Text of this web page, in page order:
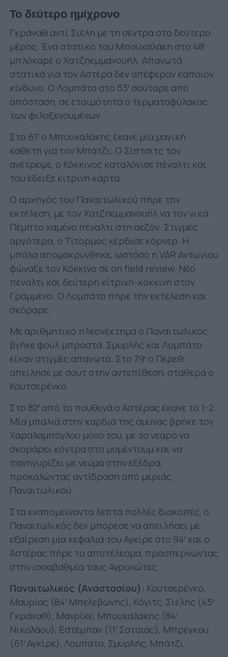
Το δεύτερο ημίχρονο
Γκράναθ αντί Σιέλη με τη σέντρα στο δεύτερο
μέρος. Ένα στατικό του Μπουχαλάκη στο 48′
μπλόκαρε ο Χατζηεμμανουήλ. Απανωτά
στατικά για τον Αστέρα δεν απέφεραν κάποιον
κίνδυνο. Ο Λομπάτο στο 53′ σούταρε από
απόσταση, σε ετοιμότητα ο τερματοφύλακας
των φιλοξενουμένων.
Στο 61′ ο Μπουχαλάκης έκανε μία μαγική
κάθετη για τον Μπάτζι. Ο Σίπτσιτς τον
ανέτρεψε, ο Κόκκινος καταλόγισε πέναλτι και
του έδειξε κίτρινη κάρτα.
Ο αρχηγός του Παναιτωλικού πήρε την
εκτέλεση, με τον Χατζηεμμανουήλ να τον νικά.
Πέμπτο χαμένο πέναλτι στη σεζόν. Στιγμές
αργότερα, ο Τίτορμος κέρδισε κόρνερ. Η
μπάλα απομακρύνθηκε, ωστόσο η VAR Αντωνίου
φώναξε τον Κόκκινο σε on field review. Νέο
πέναλτι και δεύτερη κίτρινη-κόκκινη στον
Γραμμένο. Ο Λομπάτο πήρε την εκτέλεση και
σκόραρε.
Με αριθμητικό πλεονέκτημα ο Παναιτωλικός
βγήκε φουλ μπροστά. Σμυρλής και Λομπάτο
είχαν στιγμές απανωτά. Στο 79′ ο Πέρεθ
απείλησε με σουτ στην αντεπίθεση, σταθερά ο
Κουτσερένκο.
Στο 82′ από το πουθενά ο Αστέρας έκανε το 1-2.
Μία μπαλιά στην καρδιά της άμυνας βρήκε τον
Χαραλαμπόγλου μόνο του, με το νεαρό να
σκοράρει κόντρα στο μομέντουμ και να
πανηγυρίζει με νεύμα στην εξέδρα,
προκαλώντας αντίδραση από μεριάς
Παναιτωλικού.
Στα εναπομείναντα λεπτά πολλές διακοπές, ο
Παναιτωλικός δεν μπόρεσε να απειλήσει με
εξαίρεση μία κεφαλιά του Αγκίρε στο 94′ και ο
Αστέρας πήρε το αποτέλεσμα, προσπερνώντας
στην ισοαβαθμία τους Αγρινιώτες.
Παναιτωλικός (Αναστασίου): Κουτσερένκο,
Μαυρίας (84′ Μπελεβώνης), Κόγιτς, Σιέλης (45′
Γκράναθ), Μανρίκε, Μπουχαλάκης (84′
Νικολάου), Εστέμπαν (11′ Σατσιάς), Μπρέγκου
(61′ Αγκίρε), Λομπάτο, Σμυρλής, Μπάτζι